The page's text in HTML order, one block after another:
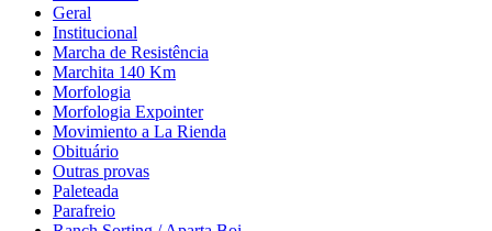
Geral
Institucional
Marcha de Resistência
Marchita 140 Km
Morfologia
Morfologia Expointer
Movimiento a La Rienda
Obituário
Outras provas
Paleteada
Parafreio